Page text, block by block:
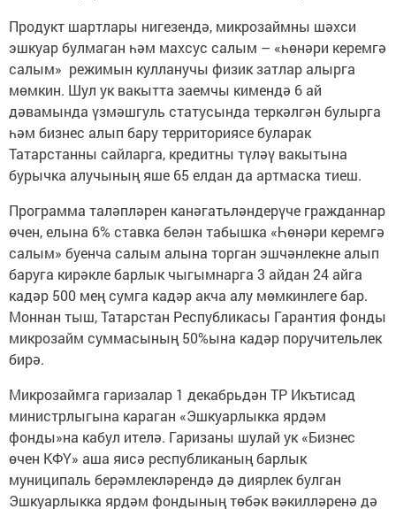
Продукт шартлары нигезендә, микрозаймны шәхси
эшкуар булмаган һәм махсус салым – «һөнәри керемгә
салым» режимын кулланучы физик затлар алырга
мөмкин. Шул ук вакытта заемчы кимендә 6 ай
дәвамында үзмәшгуль статусында теркәлгән булырга
һәм бизнес алып бару территориясе буларак
Татарстанны сайларга, кредитны түләү вакытына
бурычка алучының яше 65 елдан да артмаска тиеш.
Программа таләпләрен канәгатьләндерүче гражданнар
өчен, елына 6% ставка белән табышка «Һөнәри керемгә
салым» буенча салым алына торган эшчәнлекне алып
баруга кирәкле барлык чыгымнарга 3 айдан 24 айга
кадәр 500 мең сумга кадәр акча алу мөмкинлеге бар.
Моннан тыш, Татарстан Республикасы Гарантия фонды
микрозайм суммасының 50%ына кадәр поручительлек
бирә.
Микрозаймга гаризалар 1 декабрьдән ТР Икътисад
министрлыгына караган «Эшкуарлыкка ярдәм
фонды»на кабул ителә. Гаризаны шулай ук «Бизнес
өчен КФҮ» аша яисә республиканың барлык
муниципаль берәмлекләрендә дә диярлек булган
Эшкуарлыкка ярдәм фондының төбәк вәкилләренә дә